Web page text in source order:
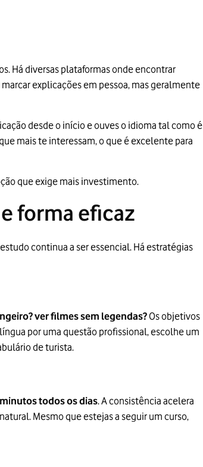
Há diversas plataformas onde encontrar
explicações em pessoa, mas geralmente
desde o início e ouves o idioma tal como é
mais te interessam, o que é excelente para
que exige mais investimento.
forma eficaz
continua a ser essencial. Há estratégias
ver filmes sem legendas?Os objetivos
por uma questão profissional, escolhe um
de turista.
todos os dias. A consistência acelera
Mesmo que estejas a seguir um curso,